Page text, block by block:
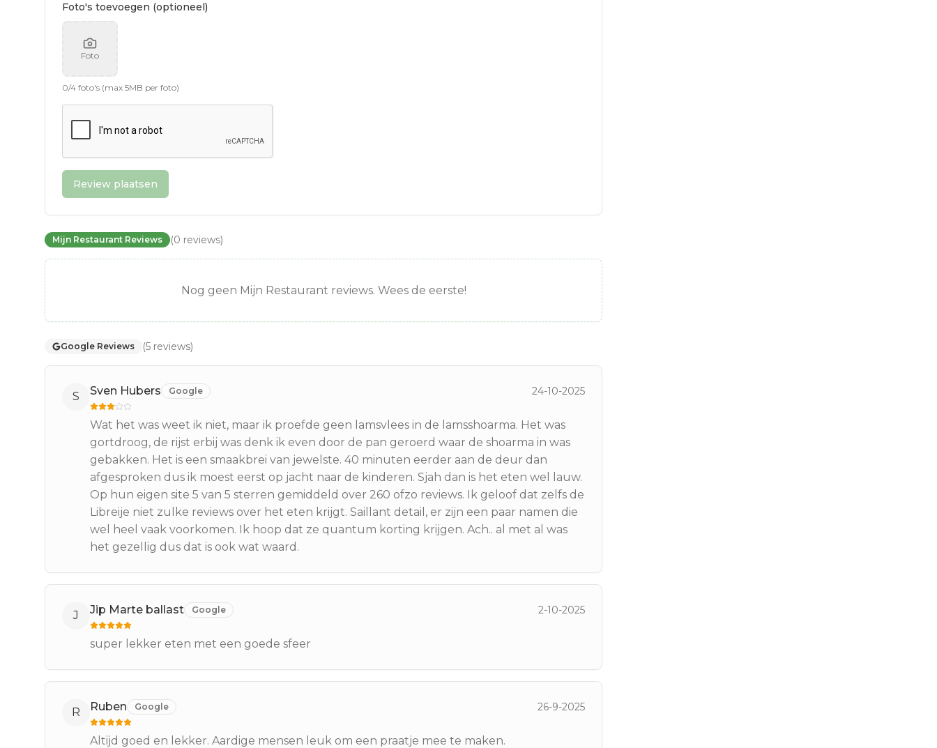
Foto's toevoegen (optioneel)
Foto
0/4 foto's (max 5MB per foto)
Review plaatsen
Mijn Restaurant Reviews (0 reviews)
Nog geen Mijn Restaurant reviews. Wees de eerste!
Google Reviews (5 reviews)
S Sven Hubers Google 24-10-2025
Wat het was weet ik niet, maar ik proefde geen lamsvlees in de lamsshoarma. Het was
gortdroog, de rijst erbij was denk ik even door de pan geroerd waar de shoarma in was
gebakken. Het is een smaakbrei van jewelste. 40 minuten eerder aan de deur dan
afgesproken dus ik moest eerst op jacht naar de kinderen. Sjah dan is het eten wel lauw.
Op hun eigen site 5 van 5 sterren gemiddeld over 260 ofzo reviews. Ik geloof dat zelfs de
Libreije niet zulke reviews over het eten krijgt. Saillant detail, er zijn een paar namen die
wel heel vaak voorkomen. Ik hoop dat ze quantum korting krijgen. Ach.. al met al was
het gezellig dus dat is ook wat waard.
J Jip Marte ballast Google 2-10-2025
super lekker eten met een goede sfeer
R Ruben Google 26-9-2025
Altijd goed en lekker. Aardige mensen leuk om een praatje mee te maken.